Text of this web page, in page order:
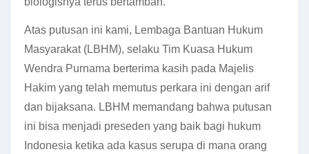
Atas putusan ini kami, Lembaga Bantuan Hukum
Masyarakat (LBHM), selaku Tim Kuasa Hukum
Wendra Purnama berterima kasih pada Majelis
Hakim yang telah memutus perkara ini dengan arif
dan bijaksana. LBHM memandang bahwa putusan
ini bisa menjadi preseden yang baik bagi hukum
Indonesia ketika ada kasus serupa di mana orang